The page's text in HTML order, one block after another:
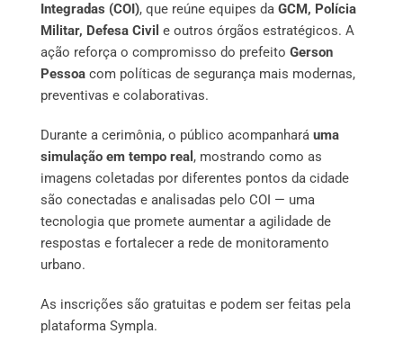
Integradas (COI), que reúne equipes da GCM, Polícia
Militar, Defesa Civil e outros órgãos estratégicos. A
ação reforça o compromisso do prefeito Gerson
Pessoa com políticas de segurança mais modernas,
preventivas e colaborativas.
Durante a cerimônia, o público acompanhará uma
simulação em tempo real , mostrando como as
imagens coletadas por diferentes pontos da cidade
são conectadas e analisadas pelo COI — uma
tecnologia que promete aumentar a agilidade de
respostas e fortalecer a rede de monitoramento
urbano.
As inscrições são gratuitas e podem ser feitas pela
plataforma Sympla.